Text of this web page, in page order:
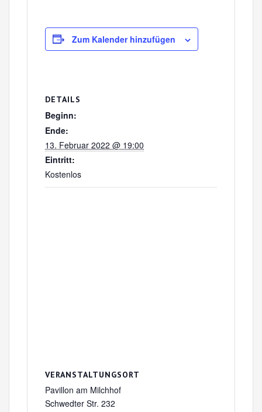
Zum Kalender hinzufügen
DETAILS
Beginn:
Ende:
13. Februar 2022 @ 19:00
Eintritt:
Kostenlos
VERANSTALTUNGSORT
Pavillon am Milchhof
Schwedter Str. 232